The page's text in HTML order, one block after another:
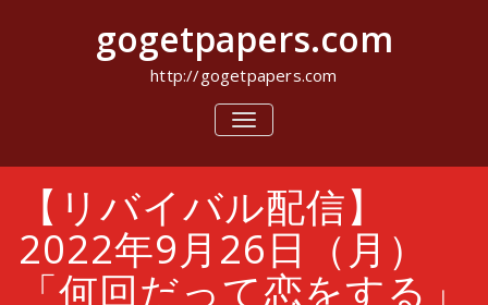
キ
gogetpapers.com
http://gogetpapers.com
ナ
ビ
シ
ョ
ン
を
切
り
【リバイバル配信】
2022年9月26日（月）
「何回だって恋をする」